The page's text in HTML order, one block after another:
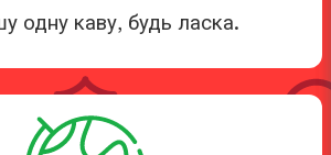
одну каву, будь ласка.